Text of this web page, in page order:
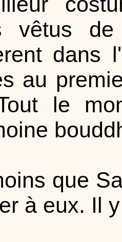
vêtus
dans
au
le
que
à eux. Il